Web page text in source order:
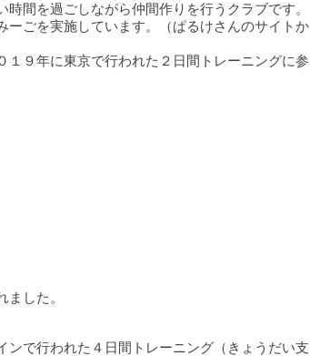
間を過ごしながら仲間作りを行うクラブです。
ごを実施しています。（ぱるけさんのサイトか
９年に東京で行われた２日間トレーニングに参
した。
で行われた４日間トレーニング（きょうだい支